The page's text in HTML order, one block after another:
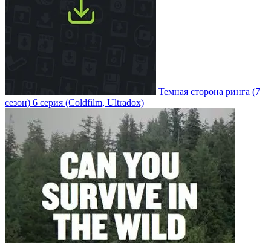
Темная сторона ринга (7
сезон) 6 серия (Coldfilm, Ultradox)